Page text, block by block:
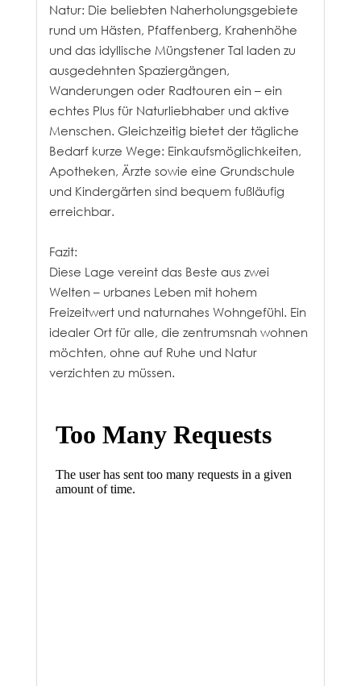
Natur: Die beliebten Naherholungsgebiete
rund um Hästen, Pfaffenberg, Krahenhöhe
und das idyllische Müngstener Tal laden zu
ausgedehnten Spaziergängen,
Wanderungen oder Radtouren ein – ein
echtes Plus für Naturliebhaber und aktive
Menschen. Gleichzeitig bietet der tägliche
Bedarf kurze Wege: Einkaufsmöglichkeiten,
Apotheken, Ärzte sowie eine Grundschule
und Kindergärten sind bequem fußläufig
erreichbar.
Fazit:
Diese Lage vereint das Beste aus zwei
Welten – urbanes Leben mit hohem
Freizeitwert und naturnahes Wohngefühl. Ein
idealer Ort für alle, die zentrumsnah wohnen
möchten, ohne auf Ruhe und Natur
verzichten zu müssen.